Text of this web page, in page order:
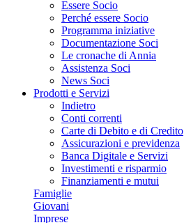
Essere Socio
Perché essere Socio
Programma iniziative
Documentazione Soci
Le cronache di Annia
Assistenza Soci
News Soci
Prodotti e Servizi
Indietro
Conti correnti
Carte di Debito e di Credito
Assicurazioni e previdenza
Banca Digitale e Servizi
Investimenti e risparmio
Finanziamenti e mutui
Famiglie
Giovani
Imprese